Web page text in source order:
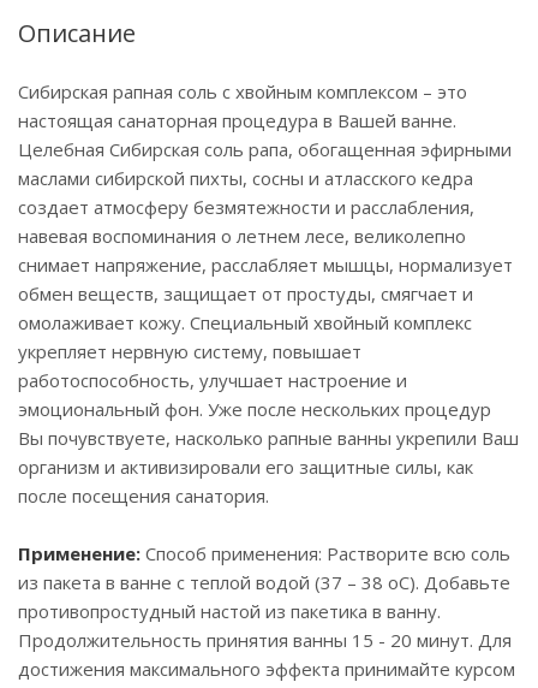
Описание
Сибирская рапная соль с хвойным комплексом – это
настоящая санаторная процедура в Вашей ванне.
Целебная Сибирская соль рапа, обогащенная эфирными
маслами сибирской пихты, сосны и атласского кедра
создает атмосферу безмятежности и расслабления,
навевая воспоминания о летнем лесе, великолепно
снимает напряжение, расслабляет мышцы, нормализует
обмен веществ, защищает от простуды, смягчает и
омолаживает кожу. Специальный хвойный комплекс
укрепляет нервную систему, повышает
работоспособность, улучшает настроение и
эмоциональный фон. Уже после нескольких процедур
Вы почувствуете, насколько рапные ванны укрепили Ваш
организм и активизировали его защитные силы, как
после посещения санатория.
Применение: Способ применения: Растворите всю соль
из пакета в ванне с теплой водой (37 – 38 оС). Добавьте
противопростудный настой из пакетика в ванну.
Продолжительность принятия ванны 15 - 20 минут. Для
достижения максимального эффекта принимайте курсом